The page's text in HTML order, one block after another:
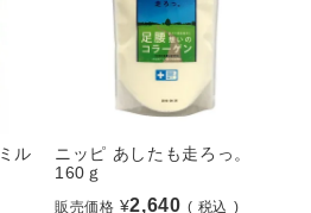
ル
ニッピ あしたも走ろっ。
160ｇ
販売価格 ¥2,640
税込